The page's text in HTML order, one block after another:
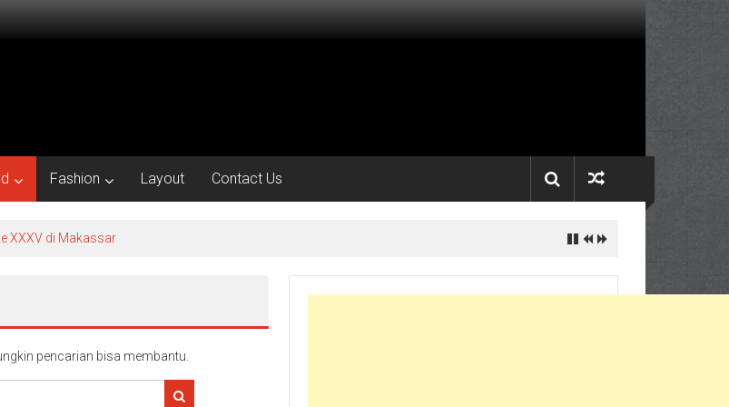
Fashion Layout Contact Us
XXXV di Makassar
pencarian bisa membantu.